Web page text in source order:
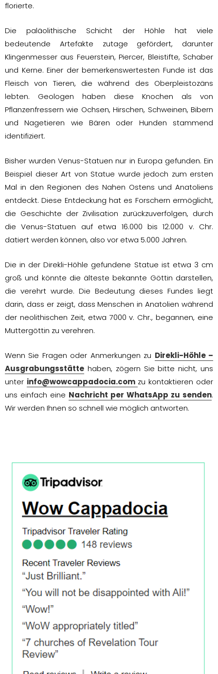
florierte.
Die paläolithische Schicht der Höhle hat viele
bedeutende Artefakte zutage gefördert, darunter
Klingenmesser aus Feuerstein, Piercer, Bleistifte, Schaber
und Kerne. Einer der bemerkenswertesten Funde ist das
Fleisch von Tieren, die während des Oberpleistozäns
lebten. Geologen haben diese Knochen als von
Pflanzenfressern wie Ochsen, Hirschen, Schweinen, Bibern
und Nagetieren wie Bären oder Hunden stammend
identifiziert.
Bisher wurden Venus-Statuen nur in Europa gefunden. Ein
Beispiel dieser Art von Statue wurde jedoch zum ersten
Mal in den Regionen des Nahen Ostens und Anatoliens
entdeckt. Diese Entdeckung hat es Forschern ermöglicht,
die Geschichte der Zivilisation zurückzuverfolgen, durch
die Venus-Statuen auf etwa 16.000 bis 12.000 v. Chr.
datiert werden können, also vor etwa 5.000 Jahren.
Die in der Direkli-Höhle gefundene Statue ist etwa 3 cm
groß und könnte die älteste bekannte Göttin darstellen,
die verehrt wurde. Die Bedeutung dieses Fundes liegt
darin, dass er zeigt, dass Menschen in Anatolien während
der neolithischen Zeit, etwa 7000 v. Chr., begannen, eine
Muttergöttin zu verehren.
Wenn Sie Fragen oder Anmerkungen zu Direkli-Höhle –
Ausgrabungsstätte haben, zögern Sie bitte nicht, uns
unter info@wowcappadocia.com zu kontaktieren oder
uns einfach eine Nachricht per WhatsApp zu senden.
Wir werden Ihnen so schnell wie möglich antworten.